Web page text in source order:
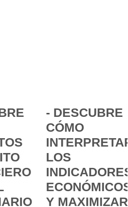
- DESCUBRE
CÓMO
INTERPRETAR
LOS
INDICADORES
ECONÓMICOS
Y MAXIMIZAR